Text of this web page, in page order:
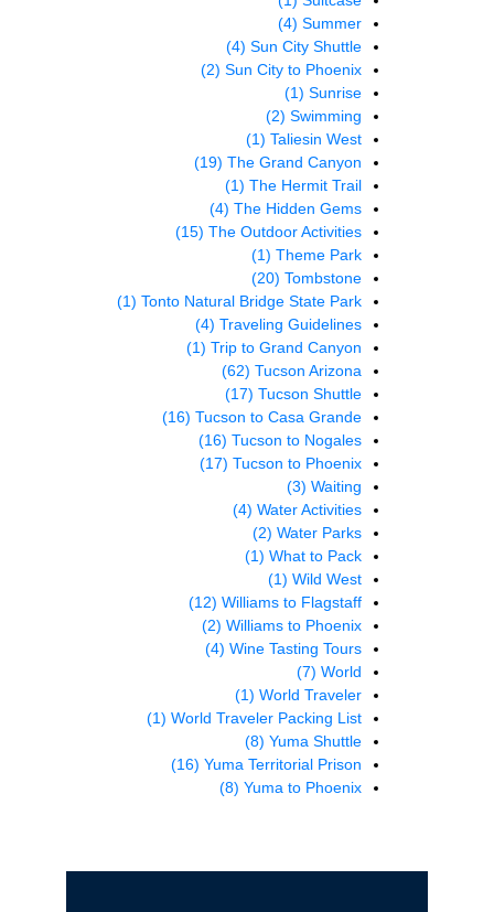
Summer
(4)
Sun City Shuttle
(4)
Sun City to Phoenix
(2)
Sunrise
(1)
Swimming
(2)
Taliesin West
(1)
The Grand Canyon
(19)
The Hermit Trail
(1)
The Hidden Gems
(4)
The Outdoor Activities
(15)
Theme Park
(1)
Tombstone
(20)
Tonto Natural Bridge State Park
(1)
Traveling Guidelines
(4)
Trip to Grand Canyon
(1)
Tucson Arizona
(62)
Tucson Shuttle
(17)
Tucson to Casa Grande
(16)
Tucson to Nogales
(16)
Tucson to Phoenix
(17)
Waiting
(3)
Water Activities
(4)
Water Parks
(2)
What to Pack
(1)
Wild West
(1)
Williams to Flagstaff
(12)
Williams to Phoenix
(2)
Wine Tasting Tours
(4)
World
(7)
World Traveler
(1)
World Traveler Packing List
(1)
Yuma Shuttle
(8)
Yuma Territorial Prison
(16)
Yuma to Phoenix
(8)